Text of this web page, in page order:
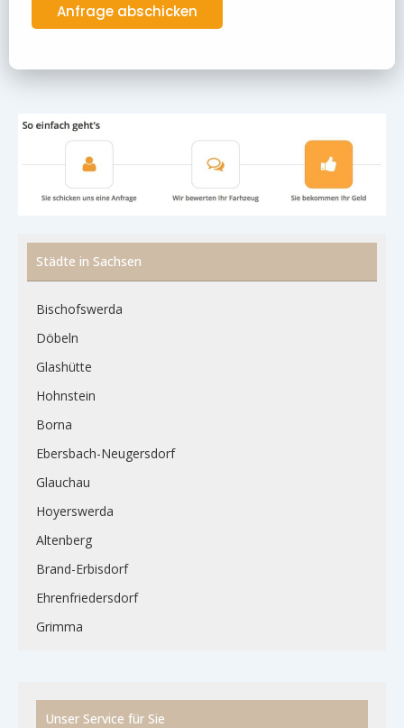
Städte in Sachsen
Bischofswerda
Döbeln
Glashütte
Hohnstein
Borna
Ebersbach-Neugersdorf
Glauchau
Hoyerswerda
Altenberg
Brand-Erbisdorf
Ehrenfriedersdorf
Grimma
Unser Service für Sie